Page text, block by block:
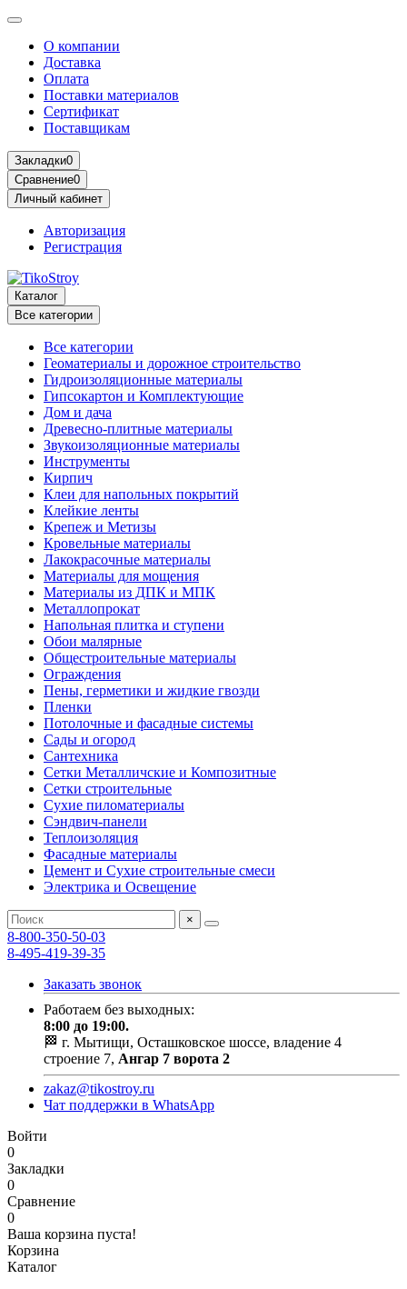
О компании
Доставка
Оплата
Поставки материалов
Сертификат
Поставщикам
Закладки0
Сравнение0
Личный кабинет
Авторизация
Регистрация
Каталог
Все категории
Все категории
Геоматериалы и дорожное строительство
Гидроизоляционные материалы
Гипсокартон и Комплектующие
Дом и дача
Древесно-плитные материалы
Звукоизоляционные материалы
Инструменты
Кирпич
Клеи для напольных покрытий
Клейкие ленты
Крепеж и Метизы
Кровельные материалы
Лакокрасочные материалы
Материалы для мощения
Материалы из ДПК и МПК
Металлопрокат
Напольная плитка и ступени
Обои малярные
Общестроительные материалы
Ограждения
Пены, герметики и жидкие гвозди
Пленки
Потолочные и фасадные системы
Сады и огород
Сантехника
Сетки Металличские и Композитные
Сетки строительные
Сухие пиломатериалы
Сэндвич-панели
Теплоизоляция
Фасадные материалы
Цемент и Сухие строительные смеси
Электрика и Освещение
×
8-800-350-50-03
8-495-419-39-35
Заказать звонок
Работаем без выходных:
8:00 до 19:00.
🏁 г. Мытищи, Осташковское шоссе, владение 4
строение 7, Ангар 7 ворота 2
zakaz@tikostroy.ru
Чат поддержки в WhatsApp
Войти
0
Закладки
0
Сравнение
0
Ваша корзина пуста!
Корзина
Каталог